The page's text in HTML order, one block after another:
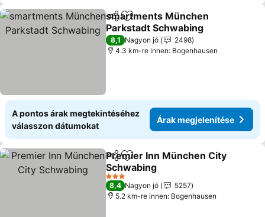
Megosztás
Hozzáadás a kedvencekhez
smartments München
Parkstadt Schwabing
Árak megjelenítése
8,1 Nagyon jó
2498
4.3 km-re innen: Bogenhausen
A pontos árak megtekintéséhez
válasszon dátumokat
Árak megjelenítése
Megosztás
Hozzáadás a kedvencekhez
Premier Inn München City
Schwabing
Árak megjelenítése
3 Kategória
8,4 Nagyon jó
5257
5.2 km-re innen: Bogenhausen